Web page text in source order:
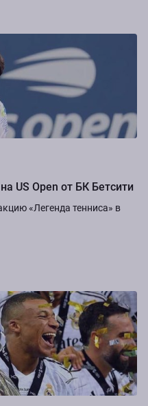
US Open от БК Бетсити
«Легенда тенниса» в